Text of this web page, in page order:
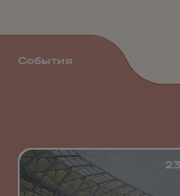
События